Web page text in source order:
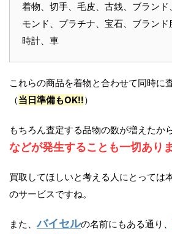
着物、切手、毛皮、古銭、ブラン
モンド、プラチナ、宝石、ブランド
時計、車
これらの商品を着物と合わせて同時に
（当日準備もOK!!）
もちろん査定する品物の数が増えたか
などが発生することも一切あり
買取してほしいと考える人にとっては
のサービスですね。
また、バイセルの名前にもある通り、